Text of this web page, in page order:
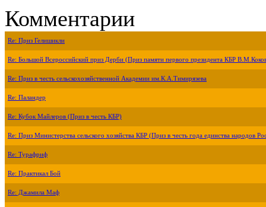
Комментарии
Re: Приз Гелишикли
Re: Большой Всероссийский приз Дерби (Приз памяти первого президента КБР
Re: Приз в честь сельскохозяйственной Академии им.К.А.Тимирязева
Re: Паландер
Re: Кубок Майлеров (Приз в честь КБР)
Re: Приз Министерства сельского хозяйства КБР (Приз в честь года единства народов
Re: Турафриф
Re: Практикал Бой
Re: Джамила Маф